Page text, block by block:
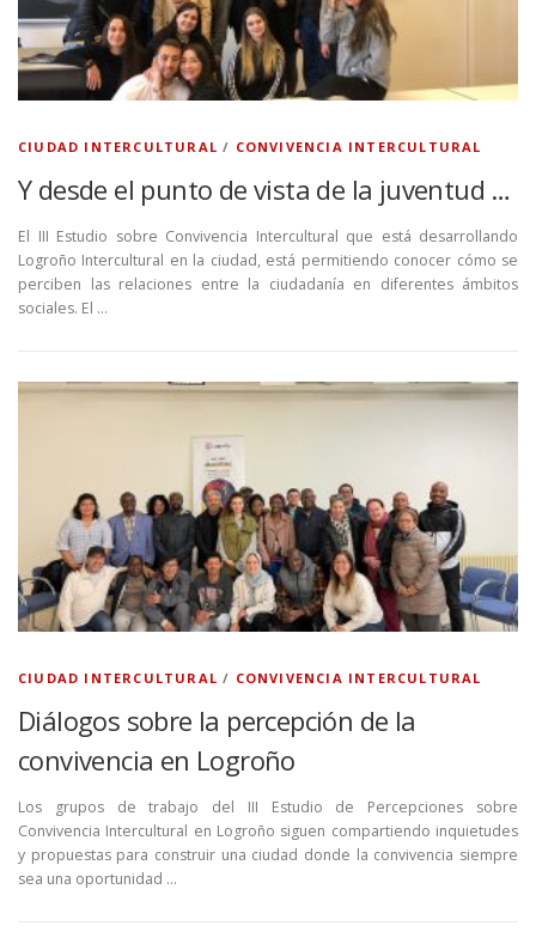
CIUDAD INTERCULTURAL / CONVIVENCIA INTERCULTURAL
Y desde el punto de vista de la juventud …
El III Estudio sobre Convivencia Intercultural que está desarrollando
Logroño Intercultural en la ciudad, está permitiendo conocer cómo se
perciben las relaciones entre la ciudadanía en diferentes ámbitos
sociales. El …
CIUDAD INTERCULTURAL / CONVIVENCIA INTERCULTURAL
Diálogos sobre la percepción de la
convivencia en Logroño
Los grupos de trabajo del III Estudio de Percepciones sobre
Convivencia Intercultural en Logroño siguen compartiendo inquietudes
y propuestas para construir una ciudad donde la convivencia siempre
sea una oportunidad …